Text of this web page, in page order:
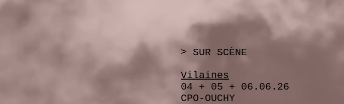
> SUR SCÈNE
Vilaines
04 + 05 + 06.06.26
CPO-OUCHY